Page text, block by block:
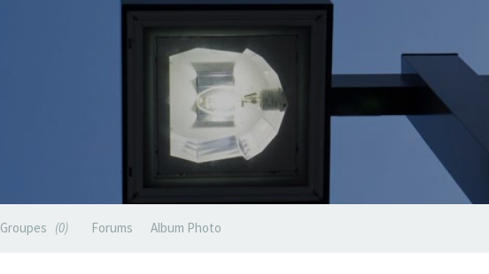
Groupes 0 Forums Album Photo